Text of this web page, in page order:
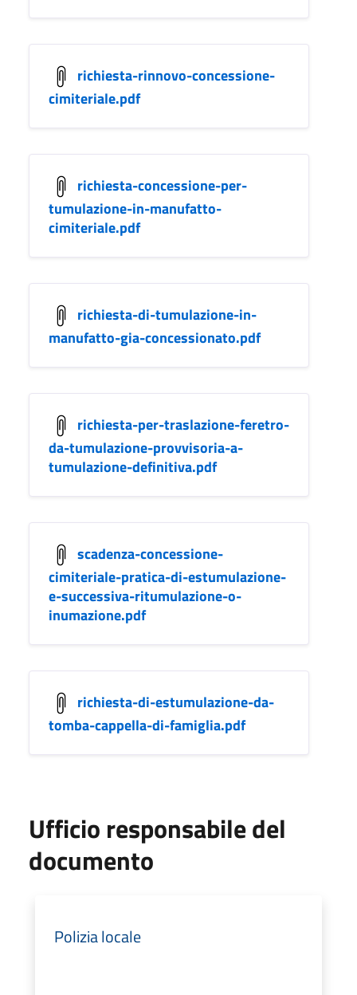
richiesta-rinnovo-concessione-
cimiteriale.pdf
richiesta-concessione-per-
tumulazione-in-manufatto-
cimiteriale.pdf
richiesta-di-tumulazione-in-
manufatto-gia-concessionato.pdf
richiesta-per-traslazione-feretro-
da-tumulazione-provvisoria-a-
tumulazione-definitiva.pdf
scadenza-concessione-
cimiteriale-pratica-di-estumulazione-
e-successiva-ritumulazione-o-
inumazione.pdf
richiesta-di-estumulazione-da-
tomba-cappella-di-famiglia.pdf
Ufficio responsabile del
documento
Polizia locale